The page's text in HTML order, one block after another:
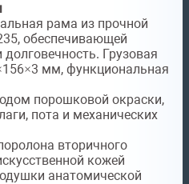
рама из прочной
обеспечивающей
Грузовая
мм, функциональная
порошковой окраски,
пота и механических
вторичного
кожей
анатомической